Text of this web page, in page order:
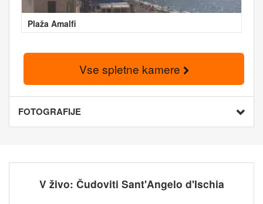
Plaža Amalfi
Vse spletne kamere
FOTOGRAFIJE
V živo: Čudoviti Sant'Angelo d'Ischia